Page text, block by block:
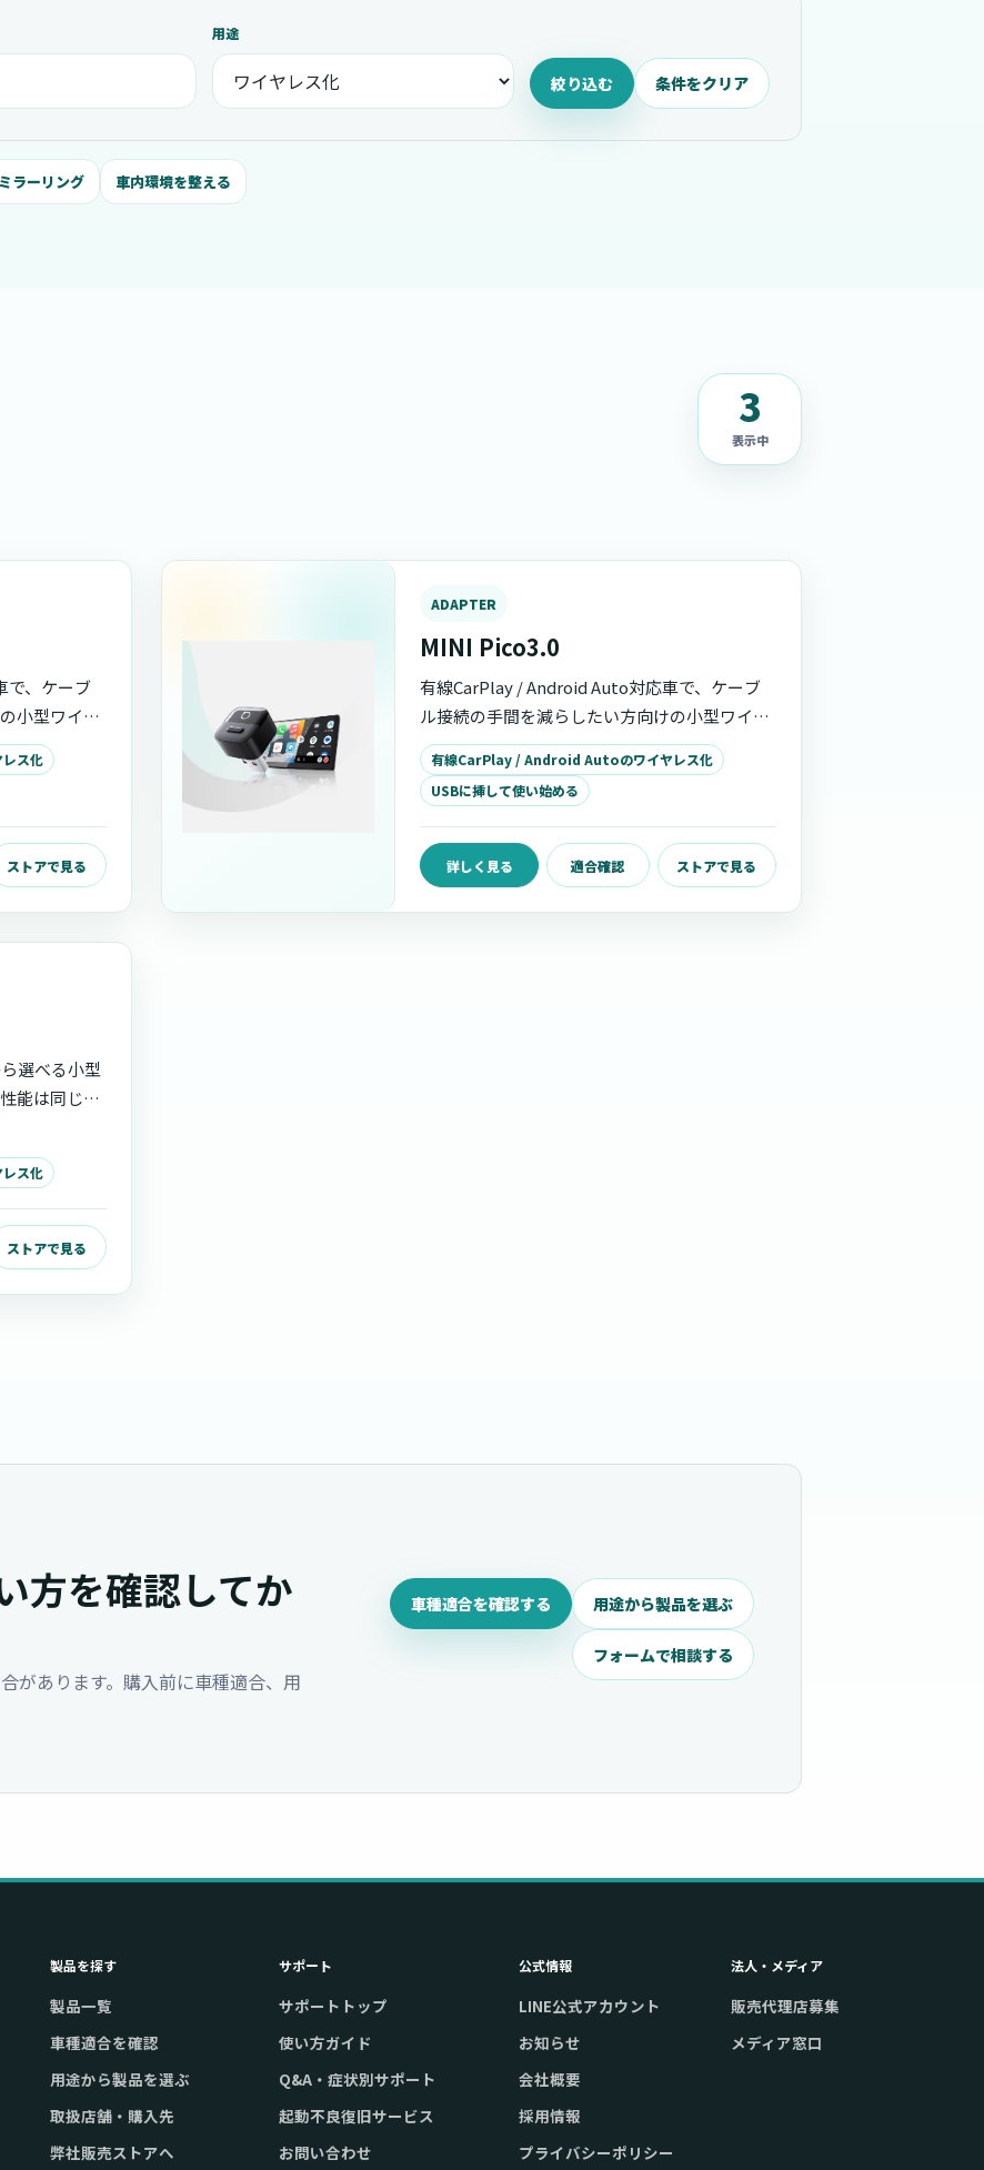
用途
絞り込む 条件をクリア
ラーリング 車内環境を整える
3
表示中
で、ケーブ
小型ワイヤ
感、USB接
よるアッ
ス化
ストアで見る
ADAPTER
MINI Pico3.0
有線CarPlay / Android Auto対応車で、ケーブ
ル接続の手間を減らしたい方向けの小型ワイヤ
レスアダプター。USB接続、ワンタッチ切り替
え、Bluetooth 5.2、2.4GHz / 5GHz Wi-Fi、
OTAアップデートに対応しています。
有線CarPlay / Android Autoのワイヤレス化
USBに挿して使い始める
詳しく見る 適合確認 ストアで見る
選べる小型
能は同じ
車の接続
ス化
ストアで見る
方を確認してか
があります。購入前に車種適合、用
車種適合を確認する 用途から製品を選ぶ
フォームで相談する
製品を探す
製品一覧
車種適合を確認
用途から製品を選ぶ
取扱店舗・購入先
弊社販売ストアへ
サポート
サポートトップ
使い方ガイド
Q&A・症状別サポート
起動不良復旧サービス
お問い合わせ
公式情報
LINE公式アカウント
お知らせ
会社概要
採用情報
プライバシーポリシー
法人・メディア
販売代理店募集
メディア窓口